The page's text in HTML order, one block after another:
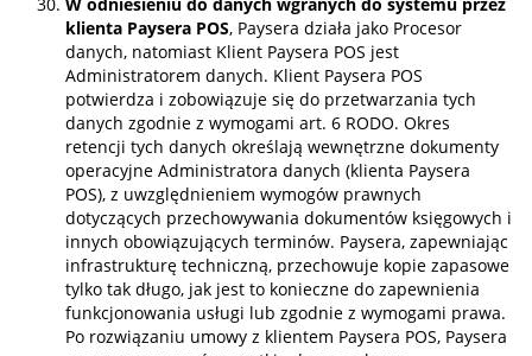
klienta Paysera POS, Paysera działa jako Procesor
danych, natomiast Klient Paysera POS jest
Administratorem danych. Klient Paysera POS
potwierdza i zobowiązuje się do przetwarzania tych
danych zgodnie z wymogami art. 6 RODO. Okres
retencji tych danych określają wewnętrzne dokumenty
operacyjne Administratora danych (klienta Paysera
POS), z uwzględnieniem wymogów prawnych
dotyczących przechowywania dokumentów księgowych i
innych obowiązujących terminów. Paysera, zapewniając
infrastrukturę techniczną, przechowuje kopie zapasowe
tylko tak długo, jak jest to konieczne do zapewnienia
funkcjonowania usługi lub zgodnie z wymogami prawa.
Po rozwiązaniu umowy z klientem Paysera POS, Paysera